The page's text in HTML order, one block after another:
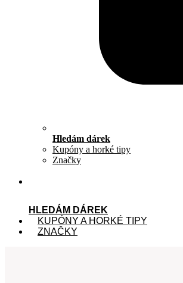
Hledám dárek
Kupóny a horké tipy
Značky
HLEDÁM DÁREK
KUPÓNY A HORKÉ TIPY
ZNAČKY